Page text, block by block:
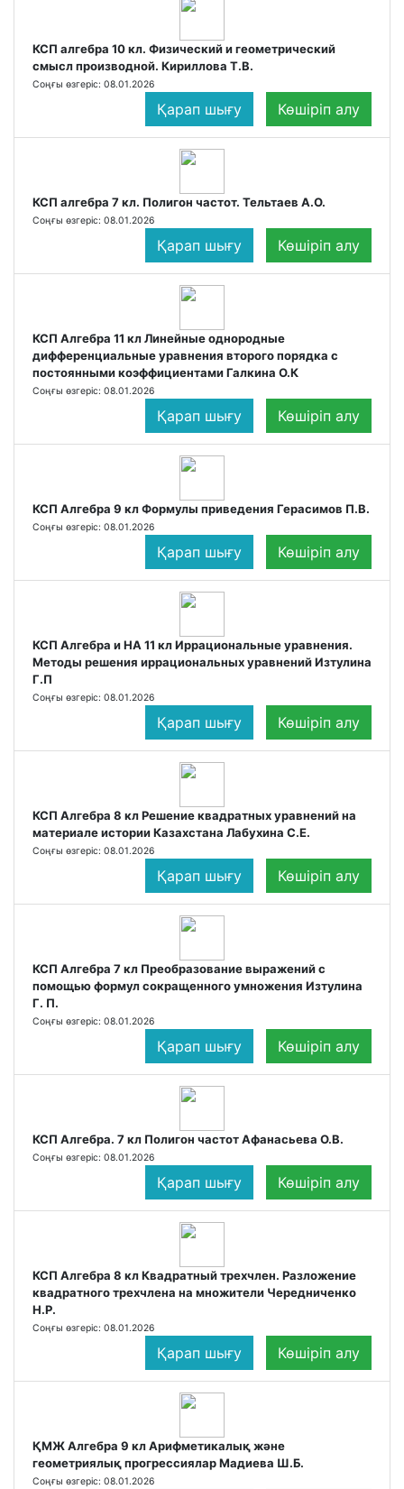
КСП алгебра 10 кл. Физический и геометрический
смысл производной. Кириллова Т.В.
Соңғы өзгеріс: 08.01.2026
Қарап шығу Көшіріп алу
КСП алгебра 7 кл. Полигон частот. Тельтаев А.О.
Соңғы өзгеріс: 08.01.2026
Қарап шығу Көшіріп алу
КСП Алгебра 11 кл Линейные однородные
дифференциальные уравнения второго порядка с
постоянными коэффициентами Галкина О.К
Соңғы өзгеріс: 08.01.2026
Қарап шығу Көшіріп алу
КСП Алгебра 9 кл Формулы приведения Герасимов П.В.
Соңғы өзгеріс: 08.01.2026
Қарап шығу Көшіріп алу
КСП Алгебра и НА 11 кл Иррациональные уравнения.
Методы решения иррациональных уравнений Изтулина
Г.П
Соңғы өзгеріс: 08.01.2026
Қарап шығу Көшіріп алу
КСП Алгебра 8 кл Решение квадратных уравнений на
материале истории Казахстана Лабухина С.Е.
Соңғы өзгеріс: 08.01.2026
Қарап шығу Көшіріп алу
КСП Алгебра 7 кл Преобразование выражений с
помощью формул сокращенного умножения Изтулина
Г. П.
Соңғы өзгеріс: 08.01.2026
Қарап шығу Көшіріп алу
КСП Алгебра. 7 кл Полигон частот Афанасьева О.В.
Соңғы өзгеріс: 08.01.2026
Қарап шығу Көшіріп алу
КСП Алгебра 8 кл Квадратный трехчлен. Разложение
квадратного трехчлена на множители Чередниченко
Н.Р.
Соңғы өзгеріс: 08.01.2026
Қарап шығу Көшіріп алу
ҚМЖ Алгебра 9 кл Арифметикалық және
геометриялық прогрессиялар Мадиева Ш.Б.
Соңғы өзгеріс: 08.01.2026